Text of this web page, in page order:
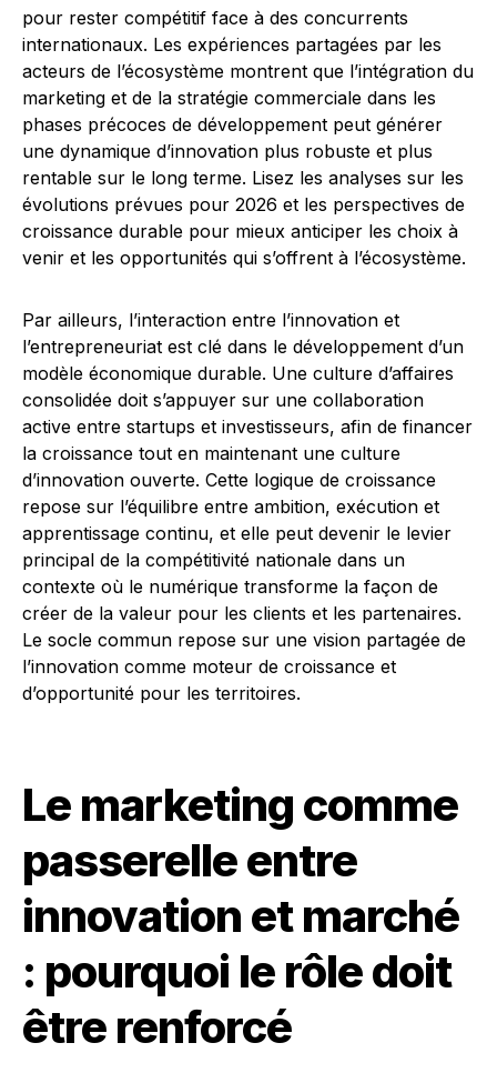
pour rester compétitif face à des concurrents
internationaux. Les expériences partagées par les
acteurs de l’écosystème montrent que l’intégration du
marketing et de la stratégie commerciale dans les
phases précoces de développement peut générer
une dynamique d’innovation plus robuste et plus
rentable sur le long terme. Lisez les analyses sur les
évolutions prévues pour 2026 et les perspectives de
croissance durable pour mieux anticiper les choix à
venir et les opportunités qui s’offrent à l’écosystème.
Par ailleurs, l’interaction entre l’innovation et
l’entrepreneuriat est clé dans le développement d’un
modèle économique durable. Une culture d’affaires
consolidée doit s’appuyer sur une collaboration
active entre startups et investisseurs, afin de financer
la croissance tout en maintenant une culture
d’innovation ouverte. Cette logique de croissance
repose sur l’équilibre entre ambition, exécution et
apprentissage continu, et elle peut devenir le levier
principal de la compétitivité nationale dans un
contexte où le numérique transforme la façon de
créer de la valeur pour les clients et les partenaires.
Le socle commun repose sur une vision partagée de
l’innovation comme moteur de croissance et
d’opportunité pour les territoires.
Le marketing comme
passerelle entre
innovation et marché
: pourquoi le rôle doit
être renforcé